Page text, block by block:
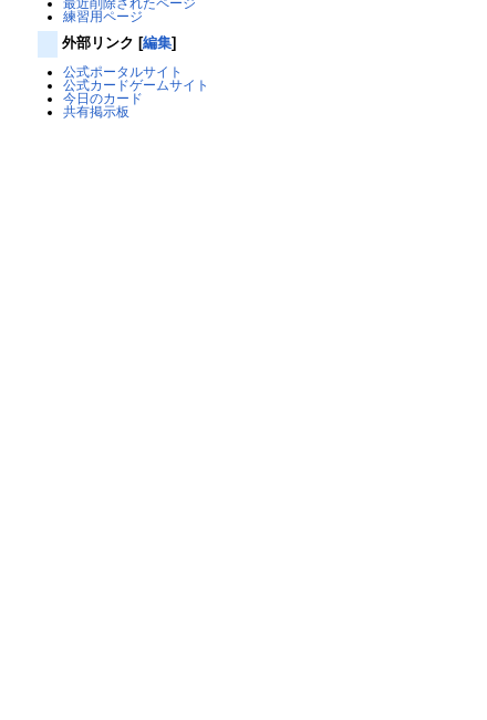
最近削除されたページ
練習用ページ
外部リンク [編集]
公式ポータルサイト
公式カードゲームサイト
今日のカード
共有掲示板